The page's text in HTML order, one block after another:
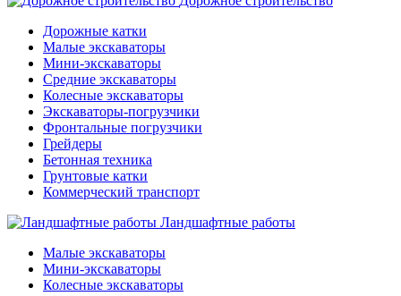
Дорожные катки
Малые экскаваторы
Мини-экскаваторы
Средние экскаваторы
Колесные экскаваторы
Экскаваторы-погрузчики
Фронтальные погрузчики
Грейдеры
Бетонная техника
Грунтовые катки
Коммерческий транспорт
Ландшафтные работы
Малые экскаваторы
Мини-экскаваторы
Колесные экскаваторы